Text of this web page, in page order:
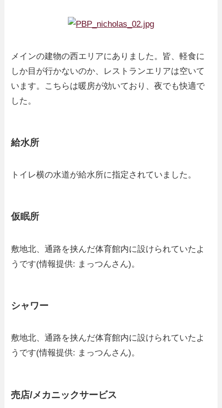
メインの建物の西エリアにありました。皆、軽食に
しか目が行かないのか、レストランエリアは空いて
います。こちらは暖房が効いており、夜でも快適で
した。
給水所
トイレ横の水道が給水所に指定されていました。
仮眠所
敷地北、通路を挟んだ体育館内に設けられていたよ
うです(情報提供: まっつんさん)。
シャワー
敷地北、通路を挟んだ体育館内に設けられていたよ
うです(情報提供: まっつんさん)。
売店/メカニックサービス